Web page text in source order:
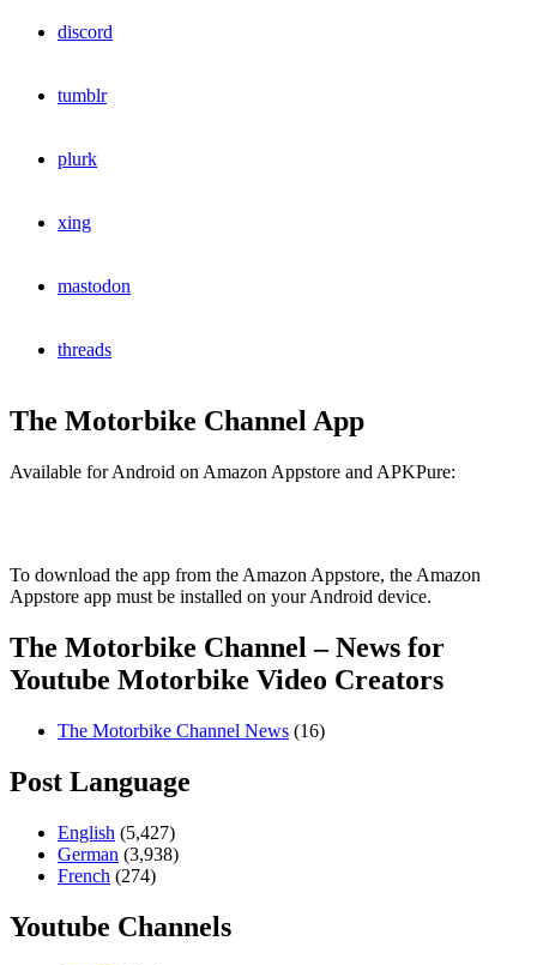
discord
tumblr
plurk
xing
mastodon
threads
The Motorbike Channel App
Available for Android on Amazon Appstore and APKPure:
To download the app from the Amazon Appstore, the Amazon
Appstore app must be installed on your Android device.
The Motorbike Channel – News for
Youtube Motorbike Video Creators
The Motorbike Channel News (16)
Post Language
English (5,427)
German (3,938)
French (274)
Youtube Channels